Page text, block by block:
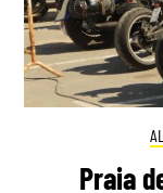
Praia